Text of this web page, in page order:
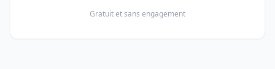
Gratuit et sans engagement